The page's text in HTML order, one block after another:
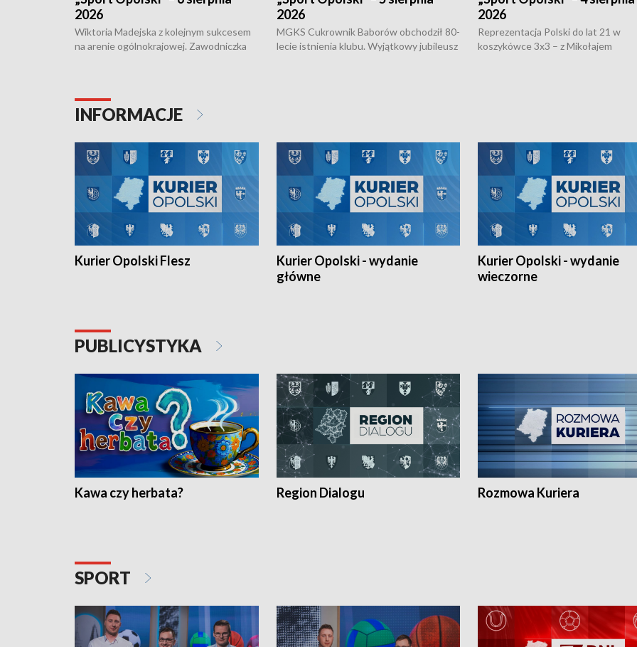
2026
Wiktoria Madejska z kolejnym sukcesem
na arenie ogólnokrajowej. Zawodniczka
torowym.
2026
MGKS Cukrownik Baborów obchodził 80-
lecie istnienia klubu. Wyjątkowy jubileusz
2026
Reprezentacja Polski do lat 21 w
koszykówce 3x3 – z Mikołajem
INFORMACJE
Kurier Opolski Flesz
Kurier Opolski - wydanie
główne
Kurier Opolski - wydanie
wieczorne
PUBLICYSTYKA
Kawa czy herbata? Region Dialogu Rozmowa Kuriera
SPORT